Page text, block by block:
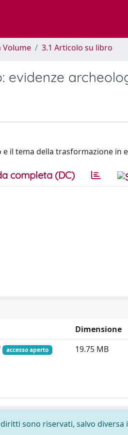
Volume 3.1 Articolo su libro
evidenze
il tema della trasformazione in
completa (DC)
Dimensione
accesso aperto 19.75 MB
sono riservati, salvo diversa